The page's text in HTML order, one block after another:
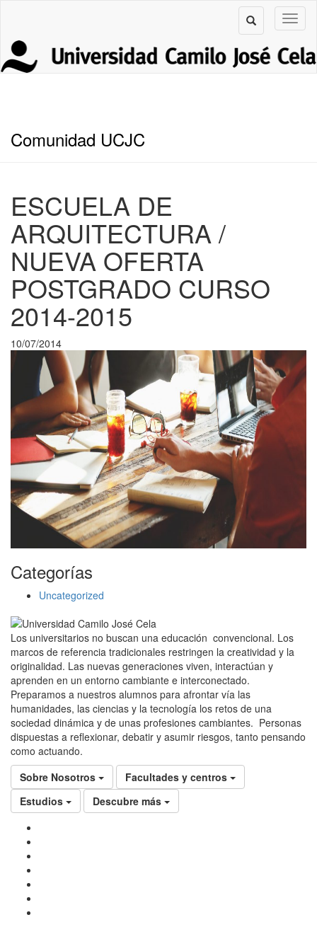
Comunidad UCJC
ESCUELA DE
ARQUITECTURA /
NUEVA OFERTA
POSTGRADO CURSO
2014-2015
10/07/2014
Categorías
Uncategorized
Los universitarios no buscan una educación convencional. Los
marcos de referencia tradicionales restringen la creatividad y la
originalidad. Las nuevas generaciones viven, interactúan y
aprenden en un entorno cambiante e interconectado.
Preparamos a nuestros alumnos para afrontar vía las
humanidades, las ciencias y la tecnología los retos de una
sociedad dinámica y de unas profesiones cambiantes. Personas
dispuestas a reflexionar, debatir y asumir riesgos, tanto pensando
como actuando.
Sobre Nosotros
Facultades y centros
Estudios
Descubre más